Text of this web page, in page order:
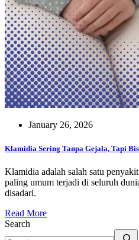
January 26, 2026
Klamidia Sering Tanpa Gejala, Tapi
Klamidia adalah salah satu
paling umum terjadi di seluruh
disadari.
Read More
Search